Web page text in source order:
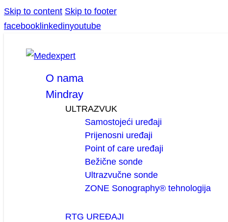
Skip to content Skip to footer
facebook linkedinyoutube
O nama
Mindray
ULTRAZVUK
Samostojeći uređaji
Prijenosni uređaji
Point of care uređaji
Bežične sonde
Ultrazvučne sonde
ZONE Sonography® tehnologija
RTG UREĐAJI